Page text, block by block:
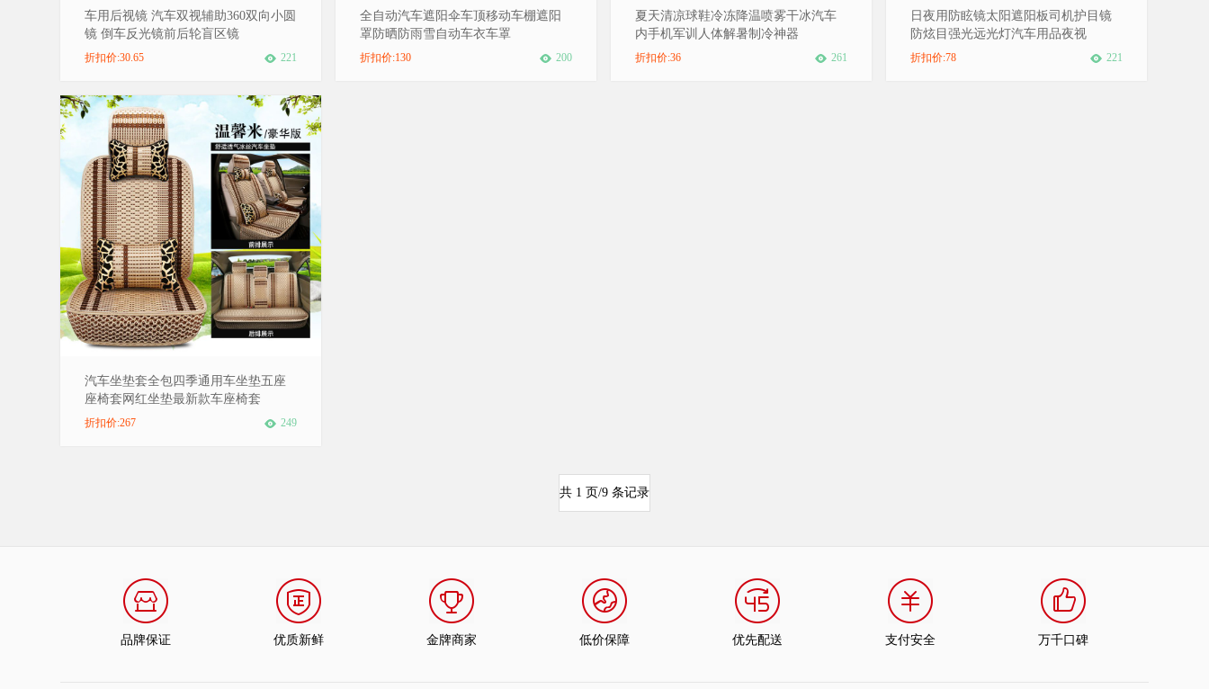
车用后视镜 汽车双视辅助360双向小圆
镜 倒车反光镜前后轮盲区镜
折扣价:30.65 221
全自动汽车遮阳伞车顶移动车棚遮阳
罩防晒防雨雪自动车衣车罩
折扣价:130 200
夏天清凉球鞋冷冻降温喷雾干冰汽车
内手机军训人体解暑制冷神器
折扣价:36 261
日夜用防眩镜太阳遮阳板司机护目镜
防炫目强光远光灯汽车用品夜视
折扣价:78 221
汽车坐垫套全包四季通用车坐垫五座
座椅套网红坐垫最新款车座椅套
折扣价:267 249
共 1 页/9 条记录
品牌保证 优质新鲜 金牌商家 低价保障 优先配送 支付安全 万千口碑